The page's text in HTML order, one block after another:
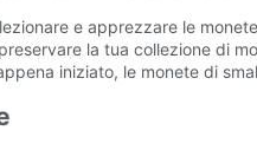
e apprezzare le
la tua collezione di
iniziato, le monete di